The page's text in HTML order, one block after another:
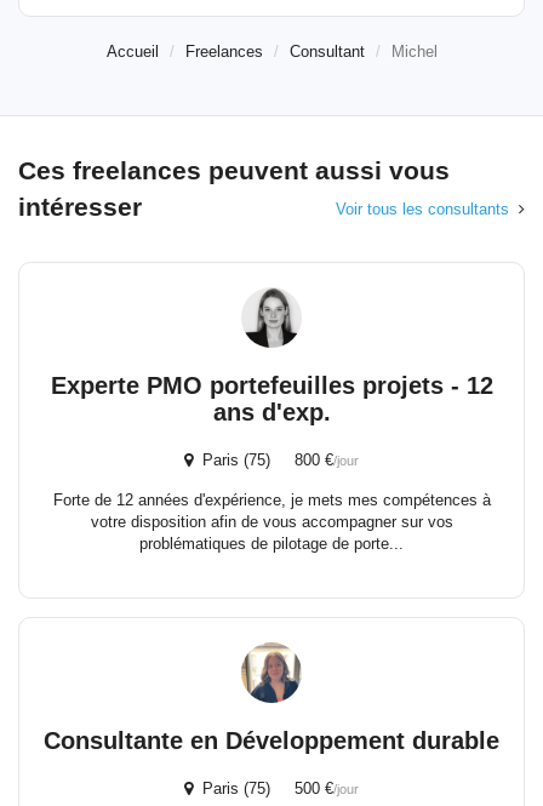
Accueil Freelances Consultant Michel
Ces freelances peuvent aussi vous
intéresser
Voir tous les consultants
Experte PMO portefeuilles projets - 12
ans d'exp.
Paris (75) 800 €/jour
Forte de 12 années d'expérience, je mets mes compétences à
votre disposition afin de vous accompagner sur vos
problématiques de pilotage de porte...
Consultante en Développement durable
Paris (75) 500 €/jour